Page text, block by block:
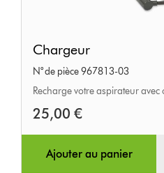
Chargeur
N° de pièce 967813-03
Recharge votre aspirateur avec
25,00 €
Ajouter au panier